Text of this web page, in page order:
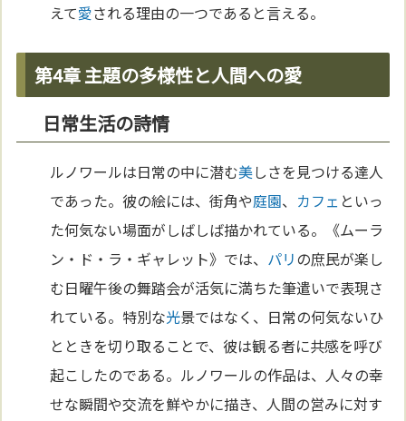
えて愛される理由の一つであると言える。
第4章 主題の多様性と人間への愛
日常生活の詩情
ルノワールは日常の中に潜む美しさを見つける達人
であった。彼の絵には、街角や庭園、 カフェ といっ
た何気ない場面がしばしば描かれている。《ムーラ
ン・ド・ラ・ギャレット》では、 パリの庶民が楽し
む日曜午後の舞踏会が活気に満ちた筆遣いで表現さ
れている。特別な光景ではなく、日常の何気ないひ
とときを切り取ることで、彼は観る者に共感を呼び
起こしたのである。ルノワールの作品は、人々の幸
せな瞬間や交流を鮮やかに描き、人間の営みに対す